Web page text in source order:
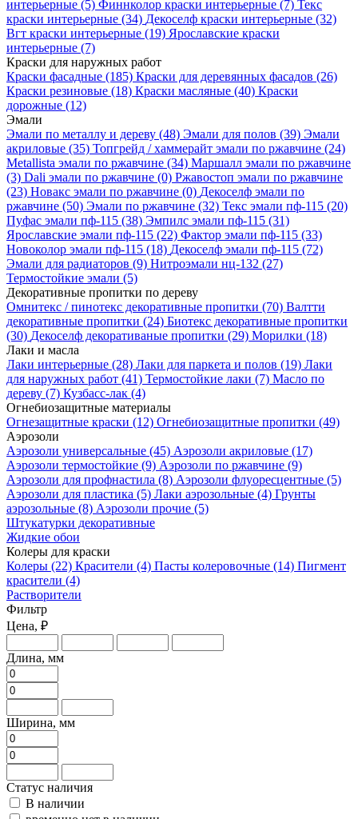
интерьерные (5) Финнколор краски интерьерные (7) Текс
краски интерьерные (34) Декоселф краски интерьерные (32)
Вгт краски интерьерные (19) Ярославские краски
интерьерные (7)
Краски для наружных работ
Краски фасадные (185) Краски для деревянных фасадов (26)
Краски резиновые (18) Краски масляные (40) Краски
дорожные (12)
Эмали
Эмали по металлу и дереву (48) Эмали для полов (39) Эмали
акриловые (35) Топгрейд / хаммерайт эмали по ржавчине (24)
Metallista эмали по ржавчине (34) Маршалл эмали по ржавчине
(3) Dali эмали по ржавчине (0) Ржавостоп эмали по ржавчине
(23) Новакс эмали по ржавчине (0) Декоселф эмали по
ржавчине (50) Эмали по ржавчине (32) Текс эмали пф-115 (20)
Пуфас эмали пф-115 (38) Эмпилс эмали пф-115 (31)
Ярославские эмали пф-115 (22) Фактор эмали пф-115 (33)
Новоколор эмали пф-115 (18) Декоселф эмали пф-115 (72)
Эмали для радиаторов (9) Нитроэмали нц-132 (27)
Термостойкие эмали (5)
Декоративные пропитки по дереву
Омнитекс / пинотекс декоративные пропитки (70) Валтти
декоративные пропитки (24) Биотекс декоративные пропитки
(30) Декоселф декоративаные пропитки (29) Морилки (18)
Лаки и масла
Лаки интерьерные (28) Лаки для паркета и полов (19) Лаки
для наружных работ (41) Термостойкие лаки (7) Масло по
дереву (7) Кузбасс-лак (4)
Огнебиозащитные материалы
Огнезащитные краски (12) Огнебиозащитные пропитки (49)
Аэрозоли
Аэрозоли универсальные (45) Аэрозоли акриловые (17)
Аэрозоли термостойкие (9) Аэрозоли по ржавчине (9)
Аэрозоли для профнастила (8) Аэрозоли флуоресцентные (5)
Аэрозоли для пластика (5) Лаки аэрозольные (4) Грунты
аэрозольные (8) Аэрозоли прочие (5)
Штукатурки декоративные
Жидкие обои
Колеры для краски
Колеры (22) Красители (4) Пасты колеровочные (14) Пигмент
красители (4)
Растворители
Фильтр
Цена, ₽
Длина, мм
Ширина, мм
Статус наличия
В наличии